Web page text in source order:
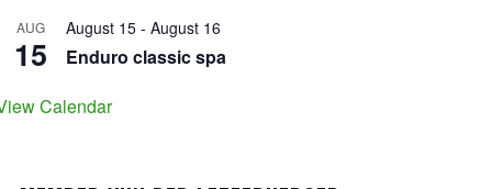
AUG
15
August 15 - August 16
Enduro classic spa
Calendar